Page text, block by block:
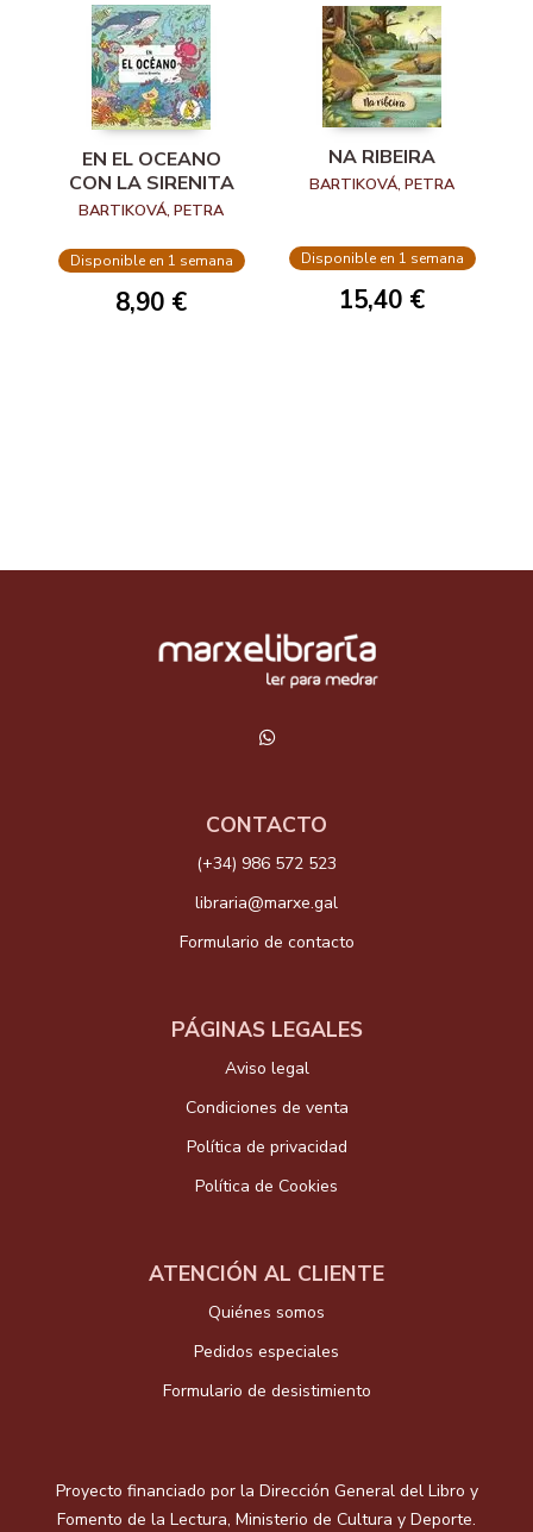
EN EL OCEANO
CON LA SIRENITA
BARTIKOVÁ, PETRA
Disponible en 1 semana
8,90 €
NA RIBEIRA
BARTIKOVÁ, PETRA
Disponible en 1 semana
15,40 €
CONTACTO
(+34) 986 572 523
libraria@marxe.gal
Formulario de contacto
PÁGINAS LEGALES
Aviso legal
Condiciones de venta
Política de privacidad
Política de Cookies
ATENCIÓN AL CLIENTE
Quiénes somos
Pedidos especiales
Formulario de desistimiento
Proyecto financiado por la Dirección General del Libro y
Fomento de la Lectura, Ministerio de Cultura y Deporte.